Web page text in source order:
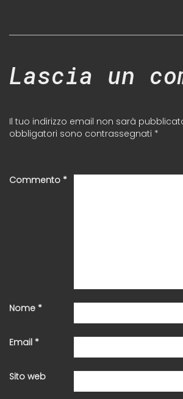
Lascia un
Il tuo indirizzo email non sarà
obbligatori sono contrassegnati *
Commento *
Nome *
Email *
Sito web